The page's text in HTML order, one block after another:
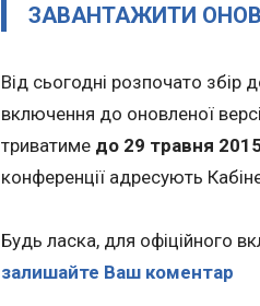
ЗАВАНТАЖИТИ
Від сьогодні розпочато збір
включення до оновленої
триватиме до 29 травня
конференції адресують
Будь ласка, для офіційного
залишайте Ваш коментар